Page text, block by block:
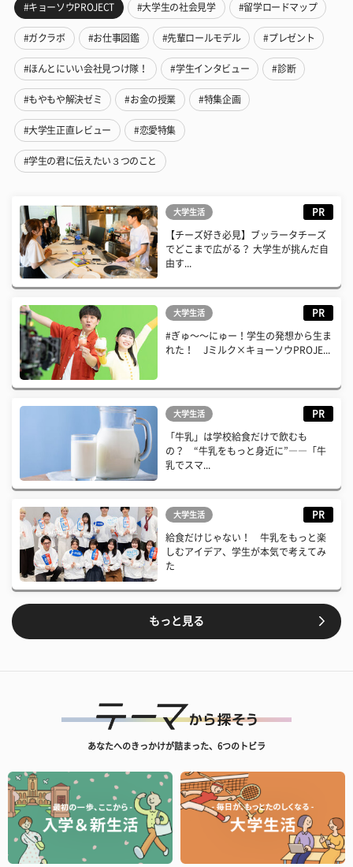
#キョーソウPROJECT #大学生の社会見学 #留学ロードマップ
#ガクラボ #お仕事図鑑 #先輩ロールモデル #プレゼント
#ほんとにいい会社見つけ隊！ #学生インタビュー #診断
#もやもや解決ゼミ #お金の授業 #特集企画
#大学生正直レビュー #恋愛特集
#学生の君に伝えたい３つのこと
大学生活 PR
【チーズ好き必見】ブッラータチーズ
でどこまで広がる？ 大学生が挑んだ自
由す...
大学生活 PR
#ぎゅ〜〜にゅー！学生の発想から生ま
れた！ Jミルク×キョーソウPROJE...
大学生活 PR
「牛乳」は学校給食だけで飲むも
の？ “牛乳をもっと身近に”――「牛
乳でスマ...
大学生活 PR
給食だけじゃない！ 牛乳をもっと楽
しむアイデア、学生が本気で考えてみ
た
もっと見る
あなたへのきっかけが詰まった、6つのトビラ